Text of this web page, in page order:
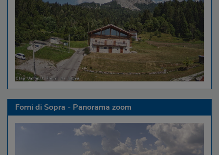
Forni di Sopra - Panorama zoom